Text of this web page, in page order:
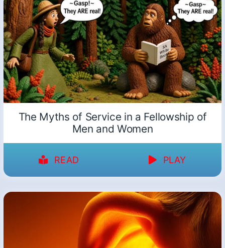
The Myths of Service in a Fellowship of
Men and Women
READ PLAY